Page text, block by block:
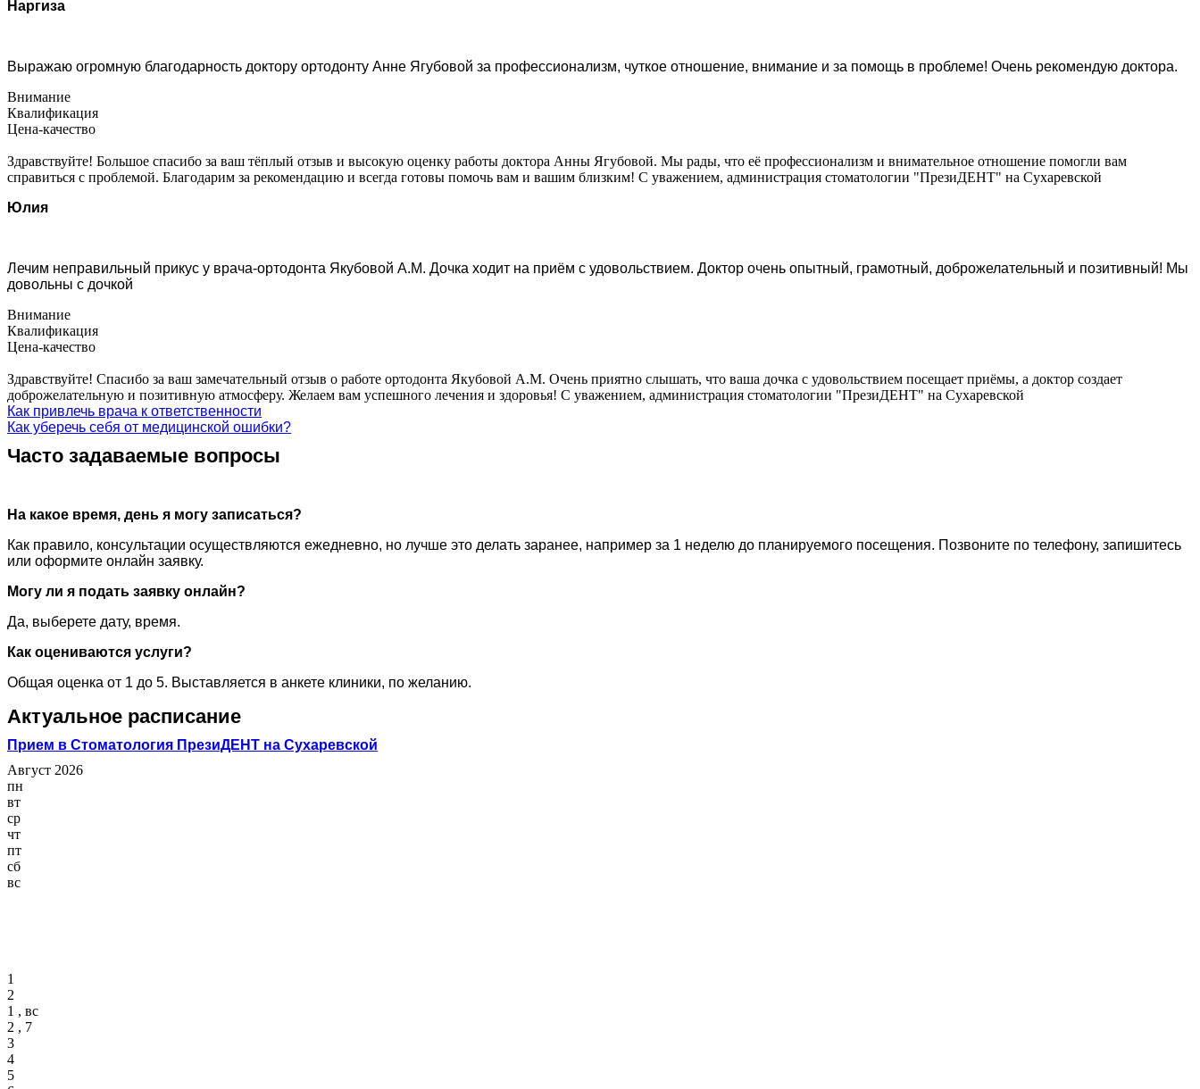
Наргиза
Выражаю огромную благодарность доктору ортодонту Анне Ягубовой за профессионализм, чуткое отношение, внимание и за помощь в проблеме! Очень рекомендую доктора.
Внимание
Квалификация
Цена-качество
Здравствуйте! Большое спасибо за ваш тёплый отзыв и высокую оценку работы доктора Анны Ягубовой. Мы рады, что её профессионализм и внимательное отношение помогли вам
справиться с проблемой. Благодарим за рекомендацию и всегда готовы помочь вам и вашим близким! С уважением, администрация стоматологии "ПрезиДЕНТ" на Сухаревской
Юлия
Лечим неправильный прикус​ у врача-ортодонта Якубовой А.М. Дочка ходит на приём с удовольствием. Доктор очень опытный, грамотный, доброжелательный и позитивный! Мы
довольны с дочкой
Внимание
Квалификация
Цена-качество
Здравствуйте! Спасибо за ваш замечательный отзыв о работе ортодонта Якубовой А.М. Очень приятно слышать, что ваша дочка с удовольствием посещает приёмы, а доктор создает
доброжелательную и позитивную атмосферу. Желаем вам успешного лечения и здоровья! С уважением, администрация стоматологии "ПрезиДЕНТ" на Сухаревской
Как привлечь врача к ответственности
Как уберечь себя от медицинской ошибки?
Часто задаваемые вопросы
На какое время, день я могу записаться?
Как правило, консультации осуществляются ежедневно, но лучше это делать заранее, например за 1 неделю до планируемого посещения. Позвоните по телефону, запишитесь
или оформите онлайн заявку.
Могу ли я подать заявку онлайн?
Да, выберете дату, время.
Как оцениваются услуги?
Общая оценка от 1 до 5. Выставляется в анкете клиники, по желанию.
Актуальное расписание
Прием в Стоматология ПрезиДЕНТ на Сухаревской
Август 2026
пн
вт
ср
чт
пт
сб
вс
1
2
1 , вс
2 , 7
3
4
5